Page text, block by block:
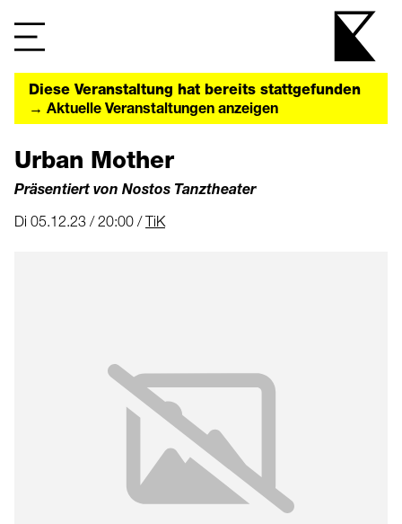
Diese Veranstaltung hat bereits stattgefunden
→ Aktuelle Veranstaltungen anzeigen
Urban Mother
Präsentiert von Nostos Tanztheater
Di 05.12.23 / 20:00 /TiK